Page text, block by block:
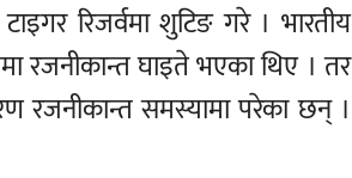
रिजर्वमा शुटिङ गरे । भारतीय
रजनीकान्त घाइते भएका थिए । तर
रजनीकान्त समस्यामा परेका छन् ।